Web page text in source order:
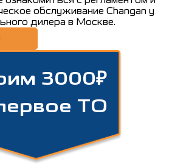
обслуживание Changan у
дилера в Москве.
3000₽
ТО